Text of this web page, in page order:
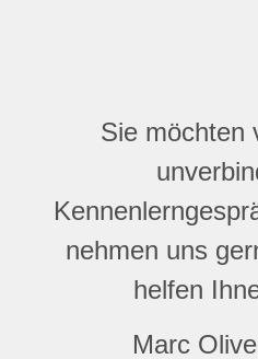
Sie möchten
nehmen uns
helfen
Marc